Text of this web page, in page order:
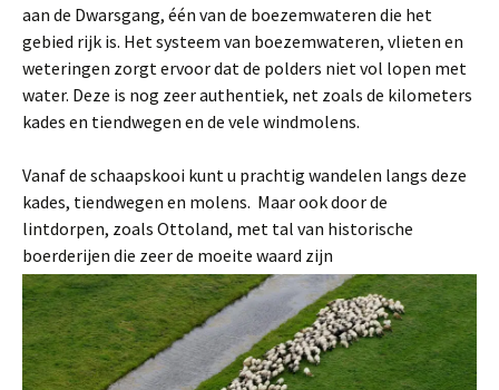
aan de Dwarsgang, één van de boezemwateren die het
gebied rijk is. Het systeem van boezemwateren, vlieten en
weteringen zorgt ervoor dat de polders niet vol lopen met
water. Deze is nog zeer authentiek, net zoals de kilometers
kades en tiendwegen en de vele windmolens.
Vanaf de schaapskooi kunt u prachtig wandelen langs deze
kades, tiendwegen en molens. Maar ook door de
lintdorpen, zoals Ottoland, met tal van historische
boerderijen die zeer de moeite waard zijn